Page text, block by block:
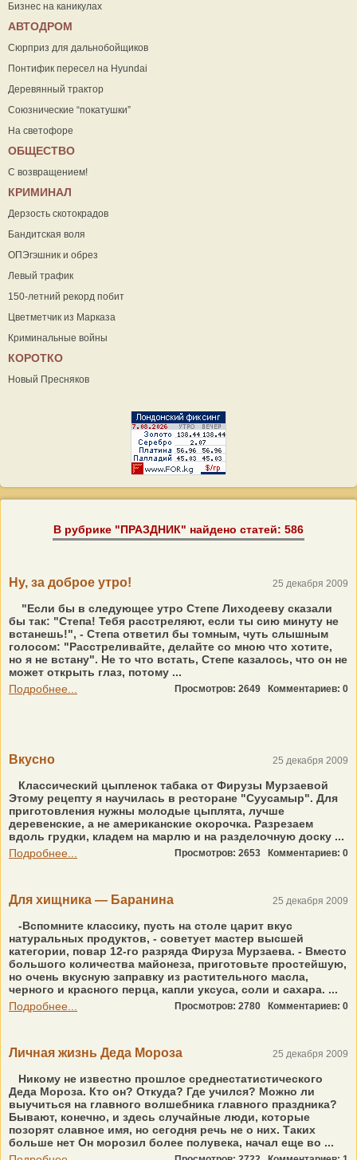
Бизнес на каникулах
АВТОДРОМ
Сюрприз для дальнобойщиков
Понтифик пересел на Hyundai
Деревянный трактор
Союзнические “покатушки”
На светофоре
ОБЩЕСТВО
С возвращением!
КРИМИНАЛ
Дерзость скотокрадов
Бандитская воля
ОПЭгэшник и обрез
Левый трафик
150-летний рекорд побит
Цветметчик из Марказа
Криминальные войны
КОРОТКО
Новый Пресняков
В рубрике "ПРАЗДНИК" найдено статей: 586
Ну, за доброе утро! 25 декабря 2009
"Если бы в следующее утро Степе Лиходееву сказали
бы так: "Степа! Тебя расстреляют, если ты сию минуту не
встанешь!", - Степа ответил бы томным, чуть слышным
голосом: "Расстреливайте, делайте со мною что хотите,
но я не встану". Не то что встать, Степе казалось, что он не
может открыть глаз, потому ...
Подробнее...
Просмотров: 2649 Комментариев: 0
Вкусно 25 декабря 2009
Классический цыпленок табака от Фирузы Мурзаевой
Этому рецепту я научилась в ресторане "Суусамыр". Для
приготовления нужны молодые цыплята, лучше
деревенские, а не американские окорочка. Разрезаем
вдоль грудки, кладем на марлю и на разделочную доску ...
Подробнее...
Просмотров: 2653 Комментариев: 0
Для хищника — Баранина 25 декабря 2009
-Вспомните классику, пусть на столе царит вкус
натуральных продуктов, - советует мастер высшей
категории, повар 12-го разряда Фируза Мурзаева. - Вместо
большого количества майонеза, приготовьте простейшую,
но очень вкусную заправку из растительного масла,
черного и красного перца, капли уксуса, соли и сахара. ...
Подробнее...
Просмотров: 2780 Комментариев: 0
Личная жизнь Деда Мороза 25 декабря 2009
Никому не известно прошлое среднестатистического
Деда Мороза. Кто он? Откуда? Где учился? Можно ли
выучиться на главного волшебника главного праздника?
Бывают, конечно, и здесь случайные люди, которые
позорят славное имя, но сегодня речь не о них. Таких
больше нет Он морозил более полувека, начал еще во ...